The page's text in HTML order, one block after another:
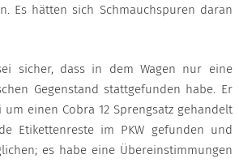
Es hätten sich Schmauchspuren daran
sicher, dass in dem Wagen nur eine
Gegenstand stattgefunden habe. Er
einen Cobra 12 Sprengsatz gehandelt
Etikettenreste im PKW gefunden und
es habe eine Übereinstimmungen